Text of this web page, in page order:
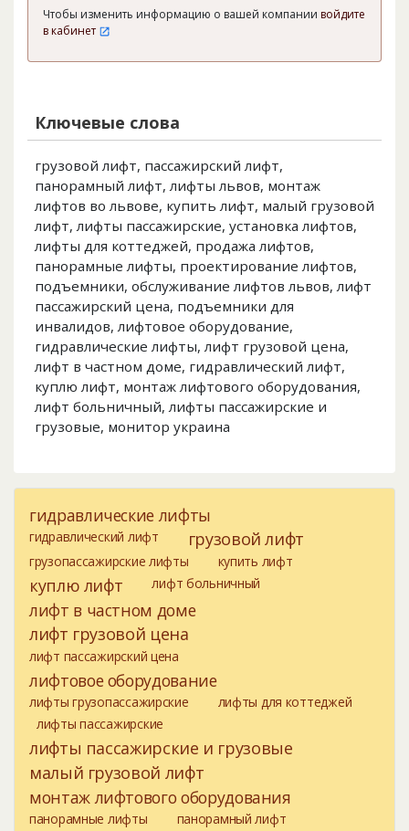
Чтобы изменить информацию о вашей компании войдите
в кабинет
Ключевые слова
грузовой лифт, пассажирский лифт,
панорамный лифт, лифты львов, монтаж
лифтов во львове, купить лифт, малый грузовой
лифт, лифты пассажирские, установка лифтов,
лифты для коттеджей, продажа лифтов,
панорамные лифты, проектирование лифтов,
подъемники, обслуживание лифтов львов, лифт
пассажирский цена, подъемники для
инвалидов, лифтовое оборудование,
гидравлические лифты, лифт грузовой цена,
лифт в частном доме, гидравлический лифт,
куплю лифт, монтаж лифтового оборудования,
лифт больничный, лифты пассажирские и
грузовые, монитор украина
гидравлические лифты
гидравлический лифт грузовой лифт
грузопассажирские лифты купить лифт
куплю лифт лифт больничный
лифт в частном доме
лифт грузовой цена
лифт пассажирский цена
лифтовое оборудование
лифты грузопассажирские
лифты для коттеджей
лифты пассажирские
лифты пассажирские и грузовые
малый грузовой лифт
монтаж лифтового оборудования
панорамные лифты панорамный лифт